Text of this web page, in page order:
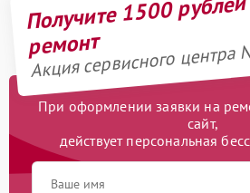
Получите 1500
ремонт
Акция сервисного центра
При оформлении заявки на
сайт,
действует персональная